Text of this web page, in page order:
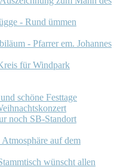
- Rund ümmen
- Pfarrer em. Johannes
für Windpark
schöne Festtage
noch SB-Standort
auf dem
wünscht allen